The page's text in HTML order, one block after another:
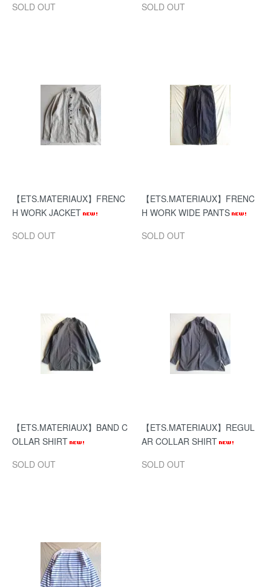
SOLD OUT
SOLD OUT
【ETS.MATERIAUX】FRENC
H WORK JACKET
SOLD OUT
【ETS.MATERIAUX】FRENC
H WORK WIDE PANTS
SOLD OUT
【ETS.MATERIAUX】BAND C
OLLAR SHIRT
SOLD OUT
【ETS.MATERIAUX】REGUL
AR COLLAR SHIRT
SOLD OUT